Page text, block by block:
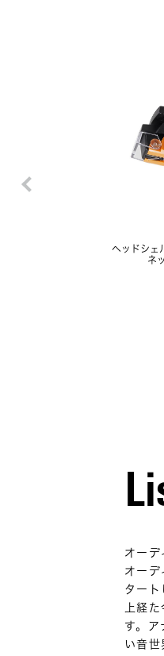
ヘッドシェ
ネ
オー
オーデ
ター
上経
す。
い音